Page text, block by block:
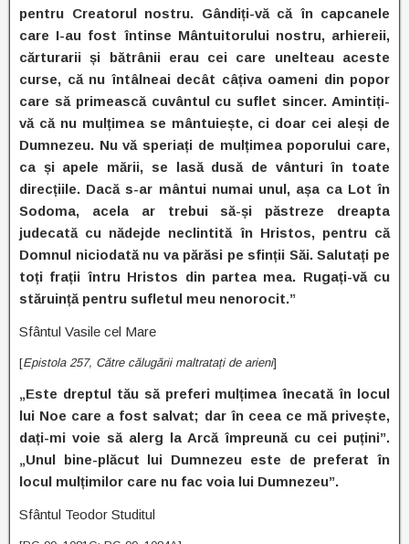
pentru Creatorul nostru. Gândiți-vă că în capcanele
care I-au fost întinse Mântuitorului nostru, arhiereii,
cărturarii și bătrânii erau cei care unelteau aceste
curse, că nu întâlneai decât câțiva oameni din popor
care să primească cuvântul cu suflet sincer. Amintiți-
vă că nu mulțimea se mântuiește, ci doar cei aleși de
Dumnezeu. Nu vă speriați de mulțimea poporului care,
ca și apele mării, se lasă dusă de vânturi în toate
direcțiile. Dacă s-ar mântui numai unul, așa ca Lot în
Sodoma, acela ar trebui să-și păstreze dreapta
judecată cu nădejde neclintită în Hristos, pentru că
Domnul niciodată nu va părăsi pe sfinții Săi. Salutați pe
toți frații întru Hristos din partea mea. Rugați-vă cu
stăruință pentru sufletul meu nenorocit.”
Sfântul Vasile cel Mare
[Epistola 257, Către călugării maltratați de arieni]
„Este dreptul tău să preferi mulțimea înecată în locul
lui Noe care a fost salvat; dar în ceea ce mă privește,
dați-mi voie să alerg la Arcă împreună cu cei puțini”.
„Unul bine-plăcut lui Dumnezeu este de preferat în
locul mulțimilor care nu fac voia lui Dumnezeu”.
Sfântul Teodor Studitul